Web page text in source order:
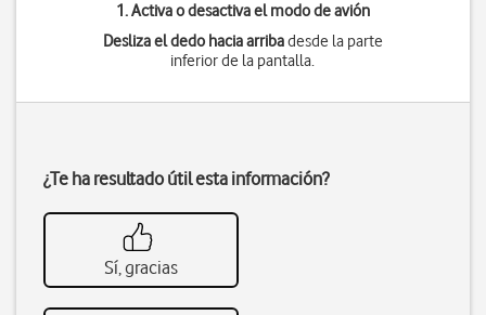
1. Activa o desactiva el modo de avión
Desliza el dedo hacia arribadesde la parte
inferior de la pantalla.
¿Te ha resultado útil esta información?
Sí, gracias